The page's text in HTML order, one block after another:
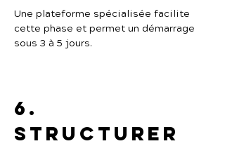
Une plateforme spécialisée facilite
cette phase et permet un démarrage
sous 3 à 5 jours.
6.
Structurer